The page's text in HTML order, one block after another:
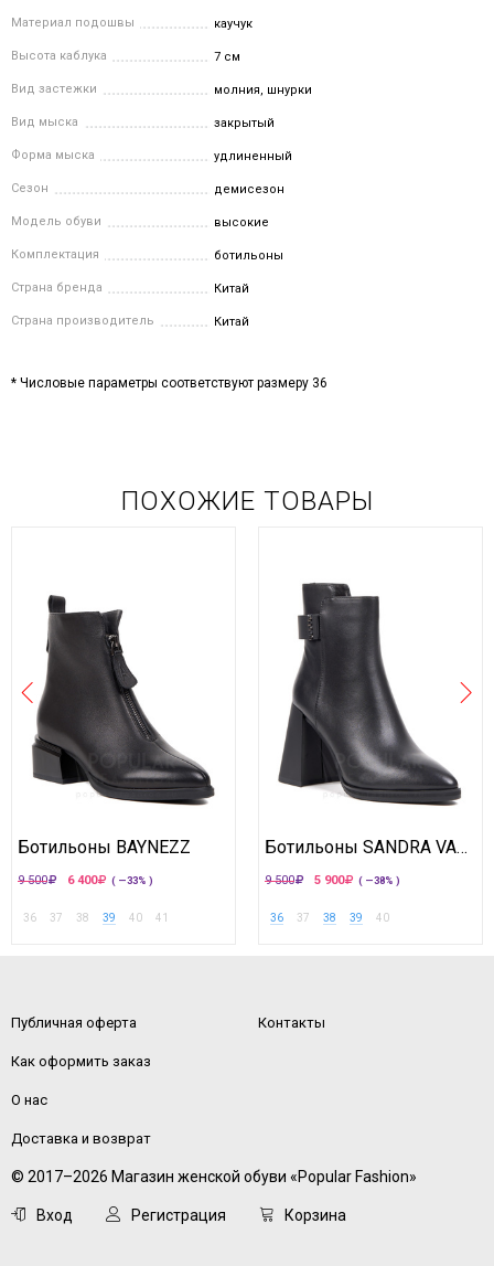
Материал подошвы каучук
Высота каблука 7 см
Вид застежки молния, шнурки
Вид мыска закрытый
Форма мыска удлиненный
Сезон демисезон
Модель обуви высокие
Комплектация ботильоны
Страна бренда Китай
Страна производитель Китай
* Числовые параметры соответствуют размеру 36
ПОХОЖИЕ ТОВАРЫ
Ботильоны BAYNEZZ
9 500 6 400 ( —33% )
36 37 38 39 40 41
Ботильоны SANDRA VALERI
9 500 5 900 ( —38% )
36 37 38 39 40
Публичная оферта
Как оформить заказ
О нас
Доставка и возврат
Контакты
© 2017–2026 Магазин женской обуви «Popular Fashion»
Вход Регистрация Корзина